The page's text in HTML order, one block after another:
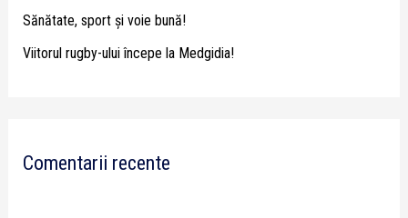
Sănătate, sport și voie bună!
Viitorul rugby-ului începe la Medgidia!
Comentarii recente